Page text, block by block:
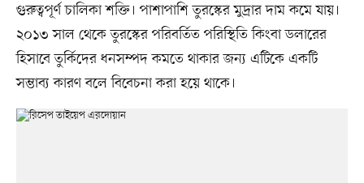
গুরুত্বপূর্ণ চালিকা শক্তি। পাশাপাশি তুরস্কের মুদ্রার দাম কমে যায়।
২০১৩ সাল থেকে তুরস্কের পরিবর্তিত পরিস্থিতি কিংবা ডলারের
হিসাবে তুর্কিদের ধনসম্পদ কমতে থাকার জন্য এটিকে একটি
সম্ভাব্য কারণ বলে বিবেচনা করা হয়ে থাকে।